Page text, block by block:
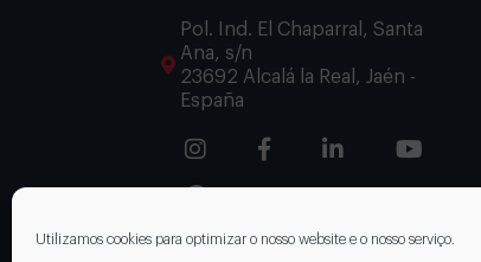
Utilizamos cookies para optimizar o nosso website e o nosso serviço.
Pol. Ind. El Chaparral, Santa
Ana, s/n
23692 Alcalá la Real, Jaén -
España